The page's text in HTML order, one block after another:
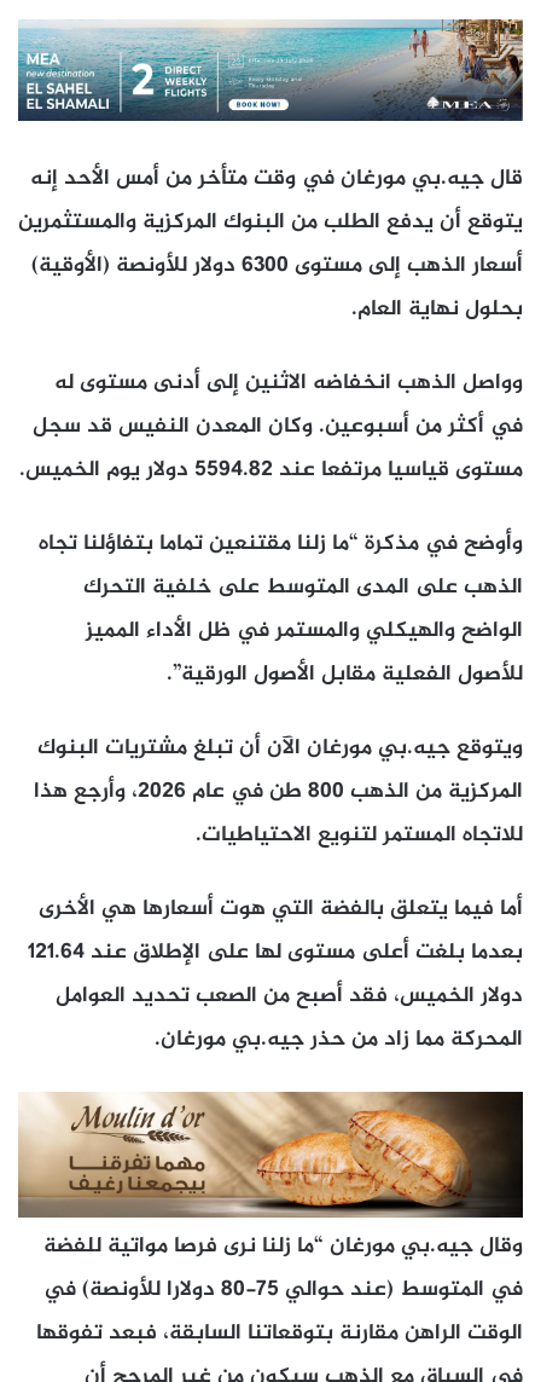
قال جيه.بي مورغان في وقت متأخر من أمس الأحد إنه
يتوقع أن يدفع الطلب من البنوك المركزية والمستثمرين
أسعار الذهب إلى مستوى 6300 دولار للأونصة (الأوقية)
بحلول نهاية العام.
وواصل الذهب انخفاضه الاثنين إلى أدنى مستوى له
في أكثر من أسبوعين. وكان المعدن النفيس قد سجل
مستوى قياسيا مرتفعا عند 5594.82 دولار يوم الخميس.
وأوضح في مذكرة “ما زلنا مقتنعين تماما بتفاؤلنا تجاه
الذهب على المدى المتوسط على خلفية التحرك
الواضح والهيكلي والمستمر في ظل الأداء المميز
للأصول الفعلية مقابل الأصول الورقية”.
ويتوقع جيه.بي مورغان الآن أن تبلغ مشتريات البنوك
المركزية من الذهب 800 طن في عام 2026، وأرجع هذا
للاتجاه المستمر لتنويع الاحتياطيات.
أما فيما يتعلق بالفضة التي هوت أسعارها هي الأخرى
بعدما بلغت أعلى مستوى لها على الإطلاق عند 121.64
دولار الخميس، فقد أصبح من الصعب تحديد العوامل
المحركة مما زاد من حذر جيه.بي مورغان.
وقال جيه.بي مورغان “ما زلنا نرى فرصا مواتية للفضة
في المتوسط (عند حوالي 75-80 دولارا للأونصة) في
الوقت الراهن مقارنة بتوقعاتنا السابقة، فبعد تفوقها